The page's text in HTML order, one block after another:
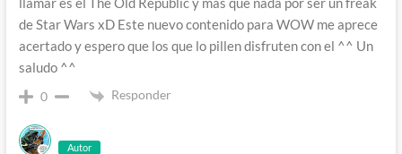
de Star Wars xD Este nuevo contenido para WOW me aprece
acertado y espero que los que lo pillen disfruten con el ^^ Un
saludo ^^
0 Responder
Autor